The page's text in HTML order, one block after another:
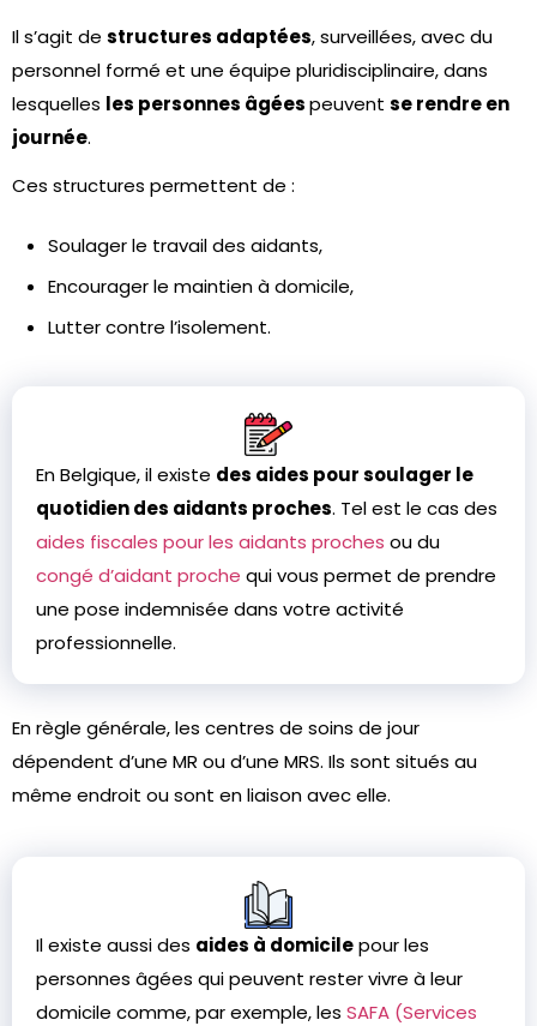
Il s’agit de structures adaptées, surveillées, avec du
personnel formé et une équipe pluridisciplinaire, dans
lesquelles les personnes âgéespeuvent se rendre en
journée.
Ces structures permettent de :
Soulager le travail des aidants,
Encourager le maintien à domicile,
Lutter contre l’isolement.
En Belgique, il existe des aides pour soulager le
quotidien des aidants proches. Tel est le cas des
aides fiscales pour les aidants proches ou du
congé d’aidant proche qui vous permet de prendre
une pose indemnisée dans votre activité
professionnelle.
En règle générale, les centres de soins de jour
dépendent d’une MR ou d’une MRS. Ils sont situés au
même endroit ou sont en liaison avec elle.
Il existe aussi des aides à domicilepour les
personnes âgées qui peuvent rester vivre à leur
domicile comme, par exemple, les SAFA (Services